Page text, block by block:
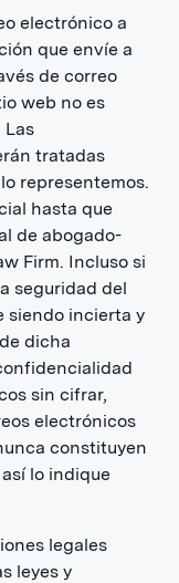
electrónico a
que envíe a
de correo
web no es
Las
tratadas
representemos.
hasta que
de abogado-
Firm. Incluso si
seguridad del
siendo incierta y
dicha
sin cifrar,
electrónicos
constituyen
lo indique
legales
leyes y